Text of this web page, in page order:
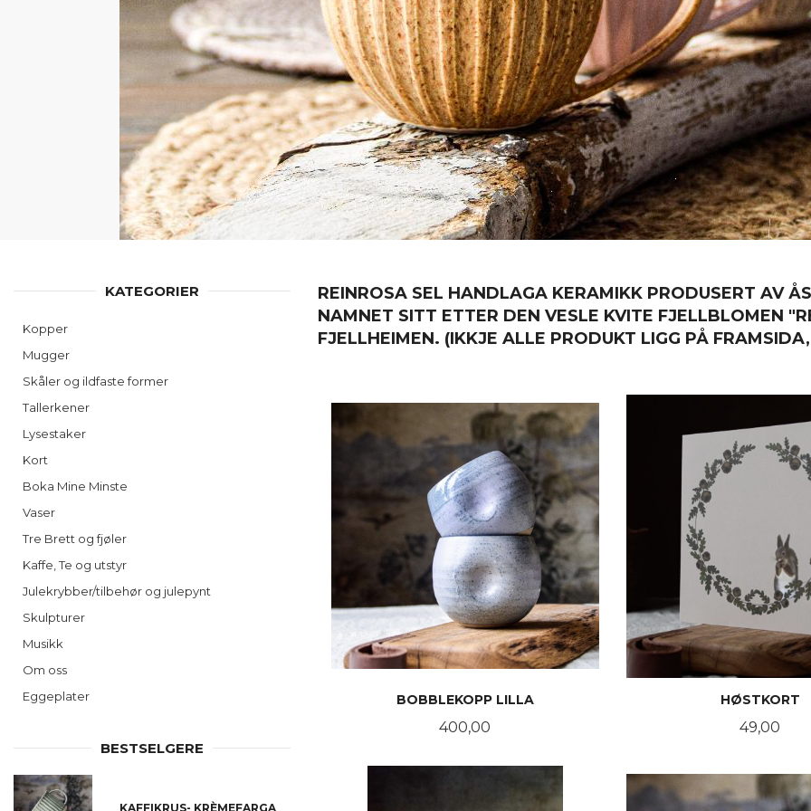
KATEGORIER
Kopper
Mugger
Skåler og ildfaste former
Tallerkener
Lysestaker
Kort
Boka Mine Minste
Vaser
Tre Brett og fjøler
Kaffe, Te og utstyr
Julekrybber/tilbehør og julepynt
Skulpturer
Musikk
Om oss
Eggeplater
BESTSELGERE
KAFFIKRUS- KRÈMEFARGA
REINROSA SEL HANDLAGA KERAMIKK PRODUSERT AV
NAMNET SITT ETTER DEN VESLE KVITE FJELLBLOMEN
FJELLHEIMEN. (IKKJE ALLE PRODUKT LIGG PÅ
BOBBLEKOPP LILLA
Pris
400,00
HØSTKORT
Pris
49,00
KJØP